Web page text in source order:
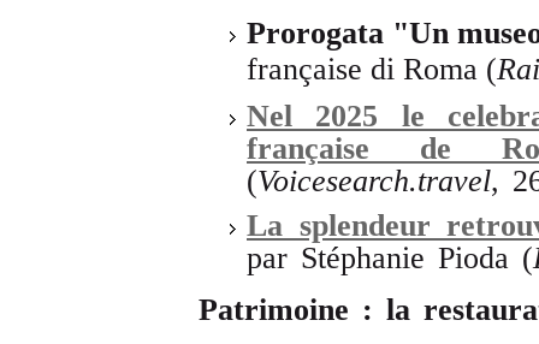
Prorogata "Un
française di Roma (
Nel 2025 le
française de
(Voicesearch.travel,
La splendeur
par Stéphanie Pioda (
Patrimoine : la